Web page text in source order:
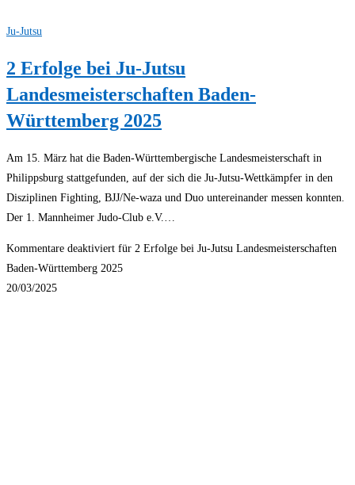
Ju-Jutsu
2 Erfolge bei Ju-Jutsu
Landesmeisterschaften Baden-
Württemberg 2025
Am 15. März hat die Baden-Württembergische Landesmeisterschaft in
Philippsburg stattgefunden, auf der sich die Ju-Jutsu-Wettkämpfer in den
Disziplinen Fighting, BJJ/Ne-waza und Duo untereinander messen konnten.
Der 1. Mannheimer Judo-Club e.V.…
Kommentare deaktiviert für 2 Erfolge bei Ju-Jutsu Landesmeisterschaften
Baden-Württemberg 2025
20/03/2025